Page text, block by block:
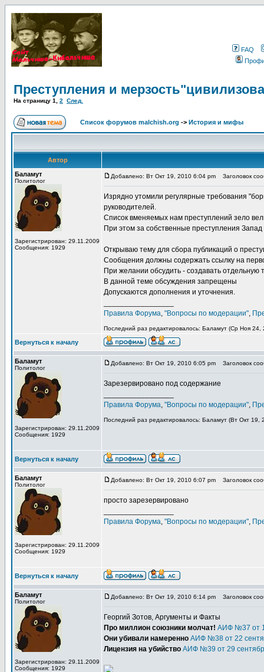
FAQ
Преступления и
На страницу 1 2 След.
Список форумов malchish.org -> История и мифы
Автор
Баламут
Политолог
Зарегистрирован: 29.11.2009
Сообщения: 1929
Добавлено: Вт Окт 19, 2010 6:04 pm Заголовок
Изрядно утомили регулярные требования
руководителей.
Список вменяемых нам преступлений зело
При этом за собственные преступления Запад
Открываю тему для сбора публикаций о
Сообщения должны содержать ссылку на
При желании обсудить - создавать отдельную
В данной теме обсуждения запрещены
Допускаются дополнения и уточнения.
Правила Форума, "Вопросы по модерации",
Последний раз редактировалось: Баламут (Ср Ноя 24,
Вернуться к началу
Баламут
Политолог
Зарегистрирован: 29.11.2009
Сообщения: 1929
Добавлено: Вт Окт 19, 2010 6:05 pm Заголовок
Зарезервировано под содержание
Правила Форума, "Вопросы по модерации",
Последний раз редактировалось: Баламут (Вт Окт 19,
Вернуться к началу
Баламут
Политолог
Зарегистрирован: 29.11.2009
Сообщения: 1929
Добавлено: Вт Окт 19, 2010 6:07 pm Заголовок
просто зарезервировано
Правила Форума, "Вопросы по модерации",
Вернуться к началу
Баламут
Политолог
Зарегистрирован: 29.11.2009
Сообщения: 1929
Добавлено: Вт Окт 19, 2010 6:14 pm Заголовок
Георгий Зотов, Аргументы и Факты
Про миллион союзники молчат! АИФ №37 от
Они убивали намеренно АИФ №38 от 22
Лицензия на убийство АИФ №39 от 29